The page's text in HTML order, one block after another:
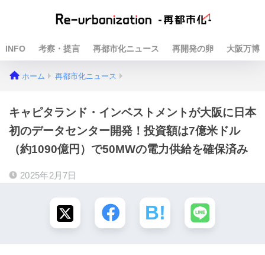
INFO 考察・提言 再都市化ニュース 再開発の卵 大阪万博
ホーム 再都市化ニュース
キャピタランド・インベストメントが大阪に日本
初のデータセンター開発！投資額は7億米ドル
（約1090億円）で50MWの電力供給を確保済み
2025年2月7日